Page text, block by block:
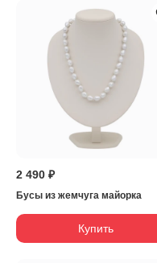
2 490 ₽
Бусы из жемчуга майорка
Купить